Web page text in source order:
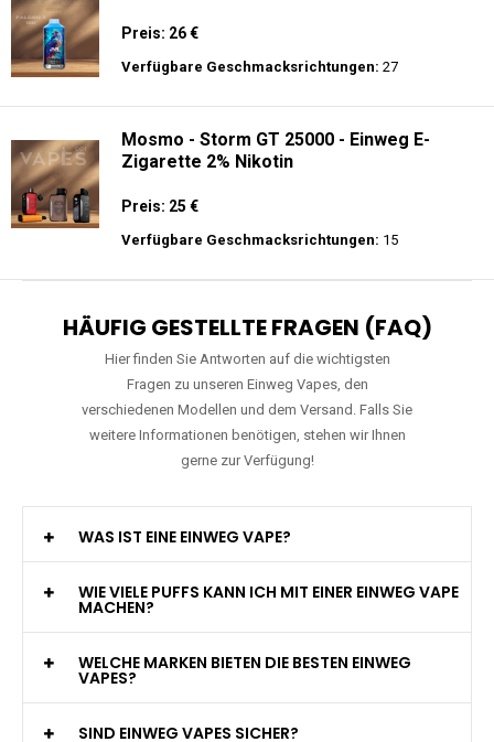
Preis: 26 €
Verfügbare Geschmacksrichtungen: 27
Mosmo - Storm GT 25000 - Einweg E-
Zigarette 2% Nikotin
Preis: 25 €
Verfügbare Geschmacksrichtungen: 15
HÄUFIG GESTELLTE FRAGEN (FAQ)
Hier finden Sie Antworten auf die wichtigsten
Fragen zu unseren Einweg Vapes, den
verschiedenen Modellen und dem Versand. Falls Sie
weitere Informationen benötigen, stehen wir Ihnen
gerne zur Verfügung!
WAS IST EINE EINWEG VAPE?
WIE VIELE PUFFS KANN ICH MIT EINER EINWEG VAPE
MACHEN?
WELCHE MARKEN BIETEN DIE BESTEN EINWEG
VAPES?
SIND EINWEG VAPES SICHER?